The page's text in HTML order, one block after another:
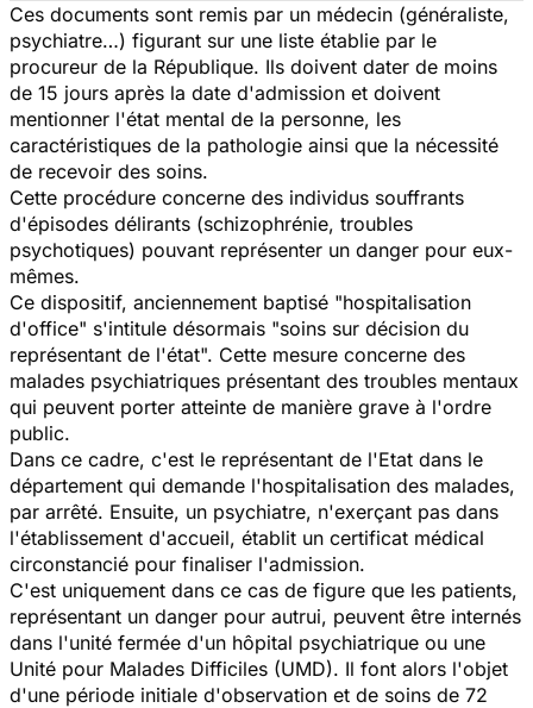
Ces documents sont remis par un médecin (généraliste,
psychiatre…) figurant sur une liste établie par le
procureur de la République. Ils doivent dater de moins
de 15 jours après la date d'admission et doivent
mentionner l'état mental de la personne, les
caractéristiques de la pathologie ainsi que la nécessité
de recevoir des soins.
Cette procédure concerne des individus souffrants
d'épisodes délirants (schizophrénie, troubles
psychotiques) pouvant représenter un danger pour eux-
mêmes.
Ce dispositif, anciennement baptisé "hospitalisation
d'office" s'intitule désormais "soins sur décision du
représentant de l'état". Cette mesure concerne des
malades psychiatriques présentant des troubles mentaux
qui peuvent porter atteinte de manière grave à l'ordre
public.
Dans ce cadre, c'est le représentant de l'Etat dans le
département qui demande l'hospitalisation des malades,
par arrêté. Ensuite, un psychiatre, n'exerçant pas dans
l'établissement d'accueil, établit un certificat médical
circonstancié pour finaliser l'admission.
C'est uniquement dans ce cas de figure que les patients,
représentant un danger pour autrui, peuvent être internés
dans l'unité fermée d'un hôpital psychiatrique ou une
Unité pour Malades Difficiles (UMD). Il font alors l'objet
d'une période initiale d'observation et de soins de 72